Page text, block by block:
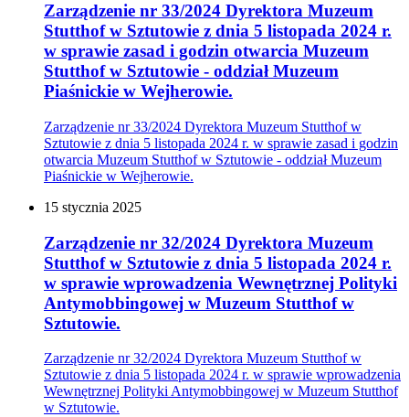
Zarządzenie nr 33/2024 Dyrektora Muzeum
Stutthof w Sztutowie z dnia 5 listopada 2024 r.
w sprawie zasad i godzin otwarcia Muzeum
Stutthof w Sztutowie - oddział Muzeum
Piaśnickie w Wejherowie.
Zarządzenie nr 33/2024 Dyrektora Muzeum Stutthof w
Sztutowie z dnia 5 listopada 2024 r. w sprawie zasad i godzin
otwarcia Muzeum Stutthof w Sztutowie - oddział Muzeum
Piaśnickie w Wejherowie.
15 stycznia 2025
Zarządzenie nr 32/2024 Dyrektora Muzeum
Stutthof w Sztutowie z dnia 5 listopada 2024 r.
w sprawie wprowadzenia Wewnętrznej Polityki
Antymobbingowej w Muzeum Stutthof w
Sztutowie.
Zarządzenie nr 32/2024 Dyrektora Muzeum Stutthof w
Sztutowie z dnia 5 listopada 2024 r. w sprawie wprowadzenia
Wewnętrznej Polityki Antymobbingowej w Muzeum Stutthof
w Sztutowie.